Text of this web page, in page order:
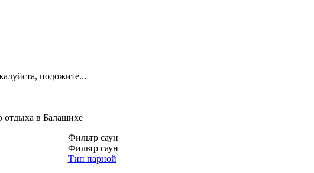
подожите...
отдыха в Балашихе
Фильтр саун
Фильтр саун
Тип парной